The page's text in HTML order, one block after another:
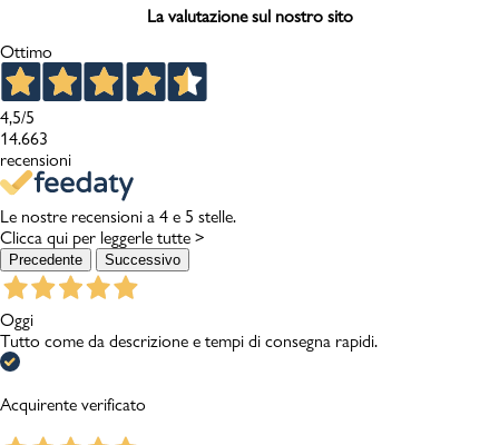
La valutazione sul nostro sito
Ottimo
4,5/5
14.663
recensioni
Le nostre recensioni a 4 e 5 stelle.
Clicca qui per leggerle tutte >
Precedente Successivo
Oggi
Tutto come da descrizione e tempi di consegna rapidi.
Acquirente verificato